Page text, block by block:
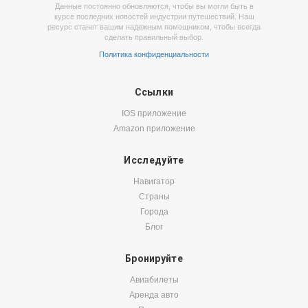
Данные постоянно обновляются, чтобы вы могли быть в
курсе последних новостей индустрии путешествий. Наш
ресурс станет вашим надежным помощником, чтобы всегда
сделать правильный выбор.
Политика конфиденциальности
Ссылки
IOS приложение
Amazon приложение
Исследуйте
Навигатор
Страны
Города
Блог
Бронируйте
Авиабилеты
Аренда авто